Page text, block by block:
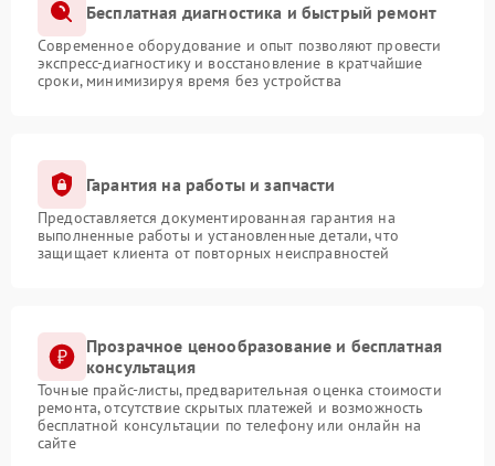
Бесплатная диагностика и быстрый ремонт
Современное оборудование и опыт позволяют провести
экспресс-диагностику и восстановление в кратчайшие
сроки, минимизируя время без устройства
Гарантия на работы и запчасти
Предоставляется документированная гарантия на
выполненные работы и установленные детали, что
защищает клиента от повторных неисправностей
Прозрачное ценообразование и бесплатная
консультация
Точные прайс-листы, предварительная оценка стоимости
ремонта, отсутствие скрытых платежей и возможность
бесплатной консультации по телефону или онлайн на
сайте